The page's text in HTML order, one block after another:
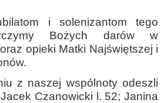
i solenizantom tego
Bożych darów w
opieki Matki Najświętszej i
z naszej wspólnoty odeszli
Czanowicki l. 52; Janina